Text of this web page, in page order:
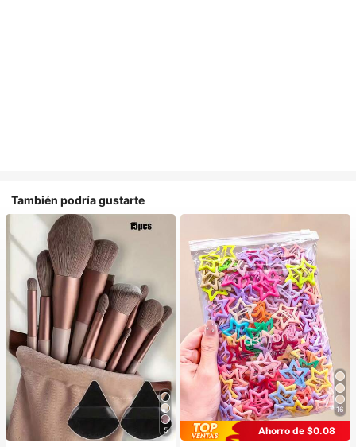
También podría gustarte
5
16
Ahorro de $0.08